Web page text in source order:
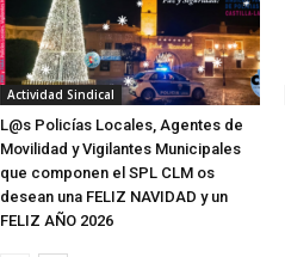
Actividad Sindical
L@s Policías Locales, Agentes de
Movilidad y Vigilantes Municipales
que componen el SPL CLM os
desean una FELIZ NAVIDAD y un
FELIZ AÑO 2026